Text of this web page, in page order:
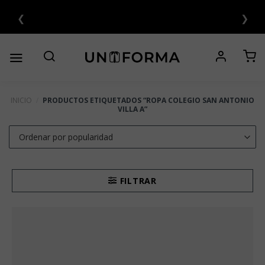
contenido
❮ SIN INTERÉS 💳 ❯
INICIO
PRODUCTOS ETIQUETADOS “ROPA COLEGIO SAN ANTONIO
VILLA A”
FILTRAR